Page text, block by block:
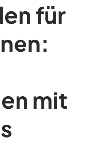
für
mit